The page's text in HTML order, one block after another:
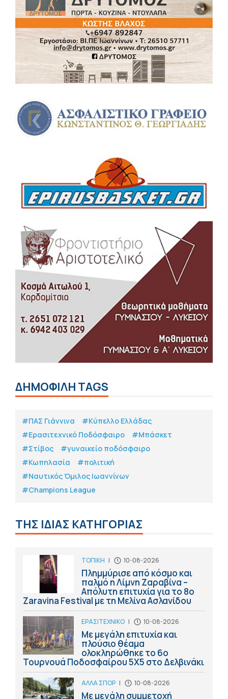
ΔΗΜΟΦΙΛΗ TAGS
#ΠΑΣ Γιάννινα
#Κύπελλο Ελλάδας
#Eρασιτεχνικό Ποδόσφαιρο
#Μπάσκετ
#Στίβος
#γυναικείο ποδόσφαιρο
#Κωπηλασία
#πολιτική
#Ναυτικός Όμιλος Ιωαννίνων
#Champions League
ΤΗΣ ΙΔΙΑΣ ΚΑΤΗΓΟΡΙΑΣ
ΤΟΠΙΚΗ | 10-08-2026
Πλημμύρισε από κόσμο και
παλμό η Λίμνη Ζαραβίνα –
Απόλυτη επιτυχία για το 8ο
Zaravina Festival με τη Μελίνα Ασλανίδου
ΕΡΑΣΙΤΕΧΝΙΚΟ | 10-08-2026
Με μεγάλη επιτυχία και
πλούσιο θέαμα
ολοκληρώθηκε το 6ο
Τουρνουά Ποδοσφαίρου 5Χ5 στο Δελβινάκι
ΑΛΛΑ ΣΠΟΡ | 10-08-2026
Με μεγάλη συμμετοχή